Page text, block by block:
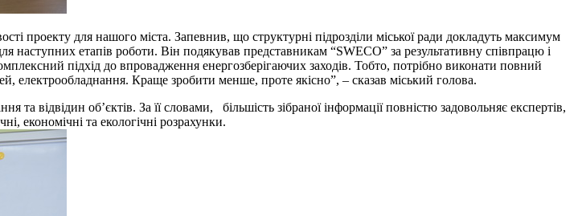
проекту для нашого міста. Запевнив, що структурні підрозділи міської ради докладуть максимум
наступних етапів роботи. Він подякував представникам “SWECO” за результативну співпрацю і
підхід до впровадження енергозберігаючих заходів. Тобто, потрібно виконати повний
електрообладнання. Краще зробити менше, проте якісно”, – сказав міський голова.
відвідин об’єктів. За її словами, більшість зібраної інформації повністю задовольняє експертів,
економічні та екологічні розрахунки.